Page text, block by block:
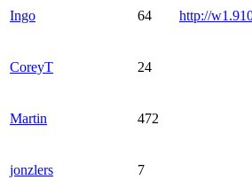
Ingo 64 http://
CoreyT 24
Martin 472
jonzlers 7